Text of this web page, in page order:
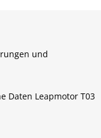
und
Daten Leapmotor T03